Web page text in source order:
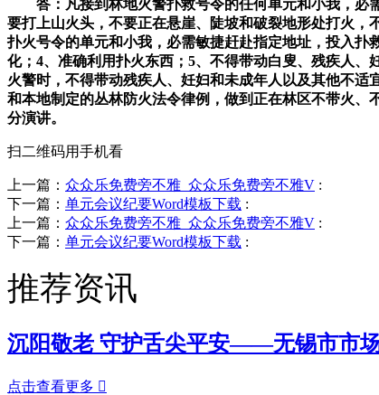
答：凡接到林地火警扑救号令的任何单元和小我，必
要打上山火头，不要正在悬崖、陡坡和破裂地形处打火
扑火号令的单元和小我，必需敏捷赶赴指定地址，投入
化；4、准确利用扑火东西；5、不得带动白叟、残疾人
火警时，不得带动残疾人、妊妇和未成年人以及其他不
和本地制定的丛林防火法令律例，做到正在林区不带火
分演讲。
扫二维码用手机看
上一篇： 众众乐免费旁不雅_众众乐免费旁不雅V :
下一篇： 单元会议纪要Word模板下载 :
上一篇： 众众乐免费旁不雅_众众乐免费旁不雅V :
下一篇： 单元会议纪要Word模板下载 :
推荐资讯
沉阳敬老 守护舌尖平安——无锡市市
点击查看更多 